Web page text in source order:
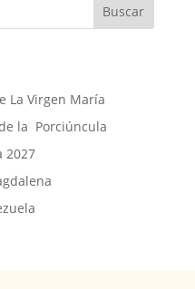
Buscar
La Virgen María
la Porciúncula
2027